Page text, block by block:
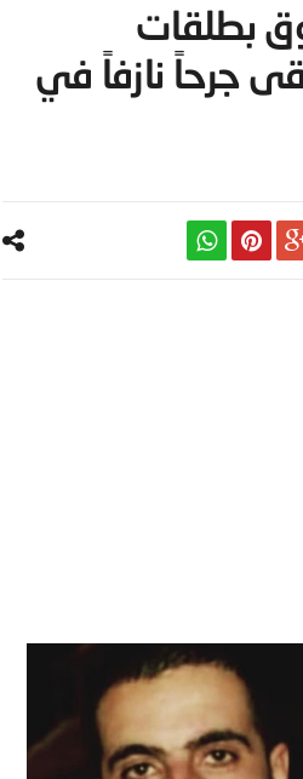
بطلقات
جرحاً نازفاً في